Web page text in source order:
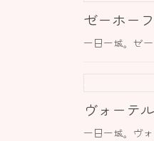
ゼーホー
一日一城。ゼ
ヴォーテ
一日一城。ヴ